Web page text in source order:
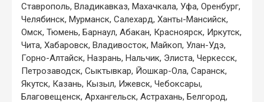
Ставрополь, Владикавказ, Махачкала, Уфа, Оренбург,
Челябинск, Мурманск, Салехард, Ханты-Мансийск,
Омск, Тюмень, Барнаул, Абакан, Красноярск, Иркутск,
Чита, Хабаровск, Владивосток, Майкоп, Улан-Удэ,
Горно-Алтайск, Назрань, Нальчик, Элиста, Черкесск,
Петрозаводск, Сыктывкар, Йошкар-Ола, Саранск,
Якутск, Казань, Кызыл, Ижевск, Чебоксары,
Благовещенск, Архангельск, Астрахань, Белгород,